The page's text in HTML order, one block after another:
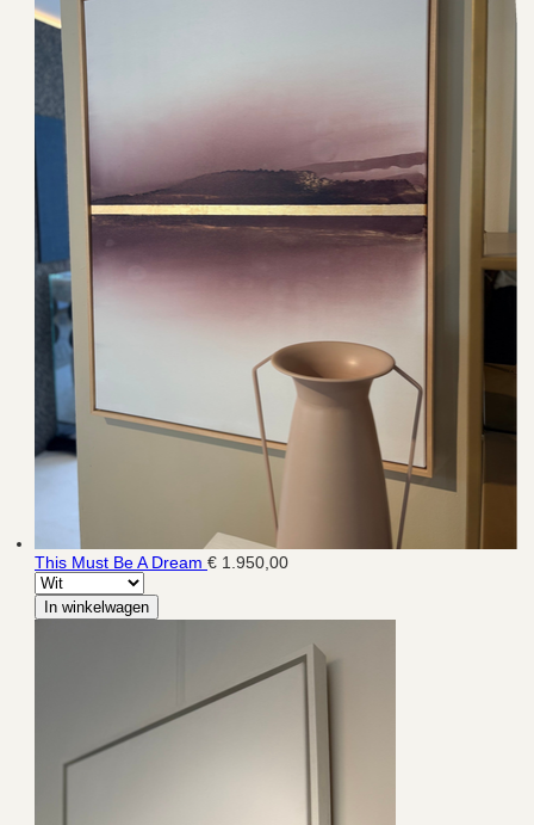
This Must Be A Dream € 1.950,00
In winkelwagen